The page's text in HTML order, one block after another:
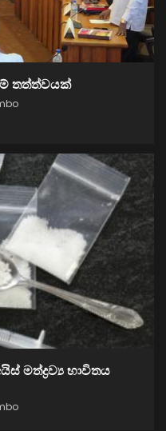
තත්ත්වයක්
මත්ද්‍රව්‍ය භාවිතය